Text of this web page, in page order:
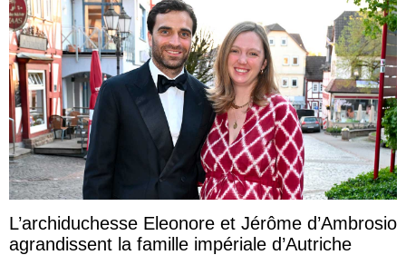
L’archiduchesse Eleonore et Jérôme d’Ambrosio
agrandissent la famille impériale d’Autriche